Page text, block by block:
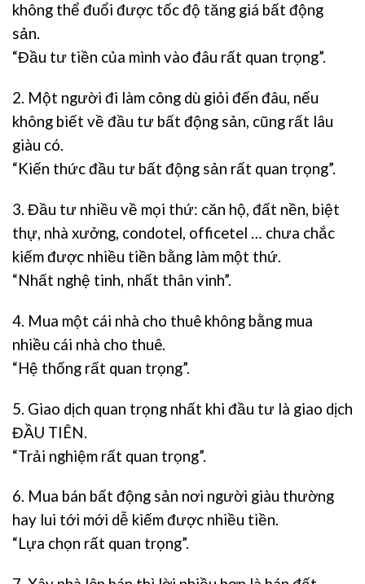
không thể đuổi được tốc độ tăng giá bất động
sản.
“Đầu tư tiền của mình vào đâu rất quan trọng”.
2. Một người đi làm công dù giỏi đến đâu, nếu
không biết về đầu tư bất động sản, cũng rất lâu
giàu có.
“Kiến thức đầu tư bất động sản rất quan trọng”.
3. Đầu tư nhiều về mọi thứ: căn hộ, đất nền, biệt
thự, nhà xưởng, condotel, officetel … chưa chắc
kiếm được nhiều tiền bằng làm một thứ.
“Nhất nghệ tinh, nhất thân vinh”.
4. Mua một cái nhà cho thuê không bằng mua
nhiều cái nhà cho thuê.
“Hệ thống rất quan trọng”.
5. Giao dịch quan trọng nhất khi đầu tư là giao dịch
ĐẦU TIÊN.
“Trải nghiệm rất quan trọng”.
6. Mua bán bất động sản nơi người giàu thường
hay lui tới mới dễ kiếm được nhiều tiền.
“Lựa chọn rất quan trọng”.